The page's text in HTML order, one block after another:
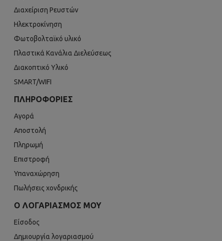
Διαχείριση Ρευστών
Ηλεκτροκίνηση
Φωτοβολταϊκό υλικό
Πλαστικά Κανάλια Διελεύσεως
Διακοπτικό Υλικό
SMART/WIFI
ΠΛΗΡΟΦΟΡΊΕΣ
Αγορά
Αποστολή
Πληρωμή
Επιστροφή
Υπαναχώρηση
Πωλήσεις χονδρικής
Ο ΛΟΓΑΡΙΑΣΜΌΣ ΜΟΥ
Είσοδος
Δημιουργία λογαριασμού